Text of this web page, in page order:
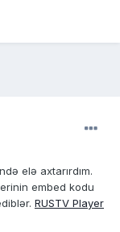
elə axtarırdım.
embed kodu
RUSTV Player